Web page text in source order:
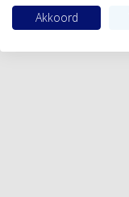
Akkoord